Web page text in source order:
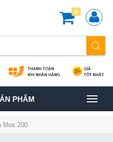
0
PHÂM
Mos 200